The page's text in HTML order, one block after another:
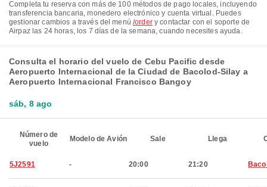
Completa tu reserva con más de 100 métodos de pago locales, incluyendo
transferencia bancaria, monedero electrónico y cuenta virtual. Puedes
gestionar cambios a través del menú/ordery contactar con el soporte de
Airpaz las 24 horas, los 7 días de la semana, cuando necesites ayuda.
Consulta el horario del vuelo de Cebu Pacific desde
Aeropuerto Internacional de la Ciudad de Bacolod-Silay a
Aeropuerto Internacional Francisco Bangoy
sáb, 8 ago
Número de
vuelo
Modelo de Avión Sale Llega
5J2591 - 20:00 21:20